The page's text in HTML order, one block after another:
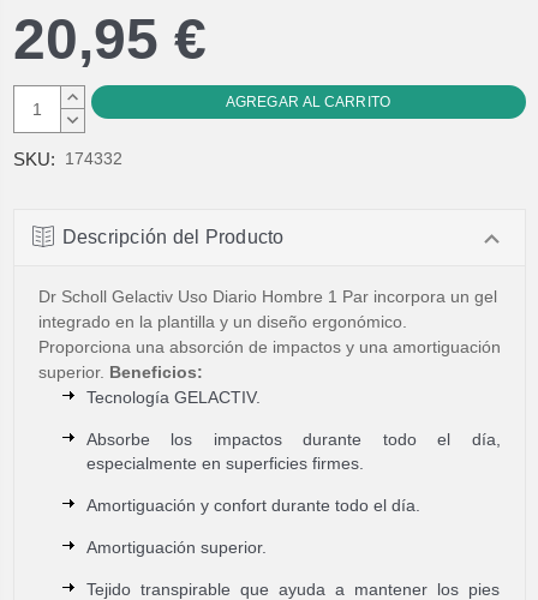
20,95 €
AUMENTAR
CANTIDAD:
DISMINUIR
SKU: 174332
Descripción del Producto
Dr Scholl Gelactiv Uso Diario Hombre 1 Par incorpora un gel
integrado en la plantilla y un diseño ergonómico.
Proporciona una absorción de impactos y una amortiguación
superior. Beneficios:
Tecnología GELACTIV.
Absorbe los impactos durante todo el día,
especialmente en superficies firmes.
Amortiguación y confort durante todo el día.
Amortiguación superior.
Tejido transpirable que ayuda a mantener los pies